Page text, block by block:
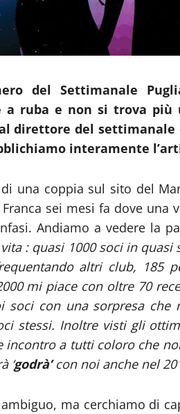
del Settimanale
ruba e non si trova più
direttore del
interamente
una coppia sul sito del
sei mesi fa dove una
Andiamo a vedere la
:quasi 1000 soci in quasi
altri club, 185
mi piace con oltre 70
soci con una sorpresa che
stessi. Inoltre visti gli
incontro a tutti coloro che
‘godrà’con noi anche nel
ma cerchiamo di